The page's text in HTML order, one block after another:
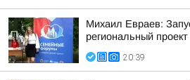
Михаил Евраев:
региональный
20:39